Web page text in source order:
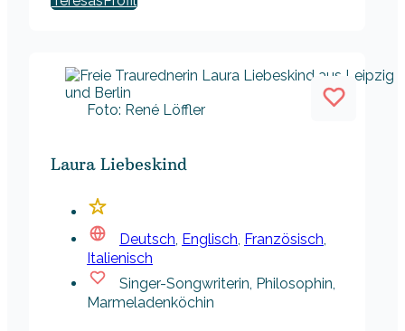
Foto: René Löffler
Laura Liebeskind
Deutsch, Englisch, Französisch,
Italienisch
Singer-Songwriterin, Philosophin,
Marmeladenköchin